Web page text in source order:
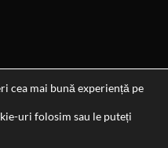
si ale preturilor: 29-12-
cea mai bună experiență pe
uri folosim sau le puteți